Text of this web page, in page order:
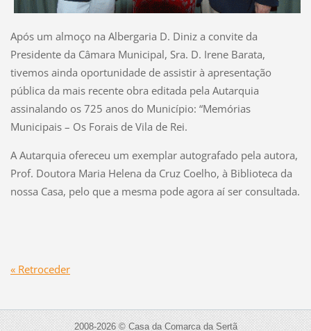
Após um almoço na Albergaria D. Diniz a convite da
Presidente da Câmara Municipal, Sra. D. Irene Barata,
tivemos ainda oportunidade de assistir à apresentação
pública da mais recente obra editada pela Autarquia
assinalando os 725 anos do Município: “Memórias
Municipais – Os Forais de Vila de Rei.
A Autarquia ofereceu um exemplar autografado pela autora,
Prof. Doutora Maria Helena da Cruz Coelho, à Biblioteca da
nossa Casa, pelo que a mesma pode agora aí ser consultada.
« Retroceder
2008-2026 © Casa da Comarca da Sertã